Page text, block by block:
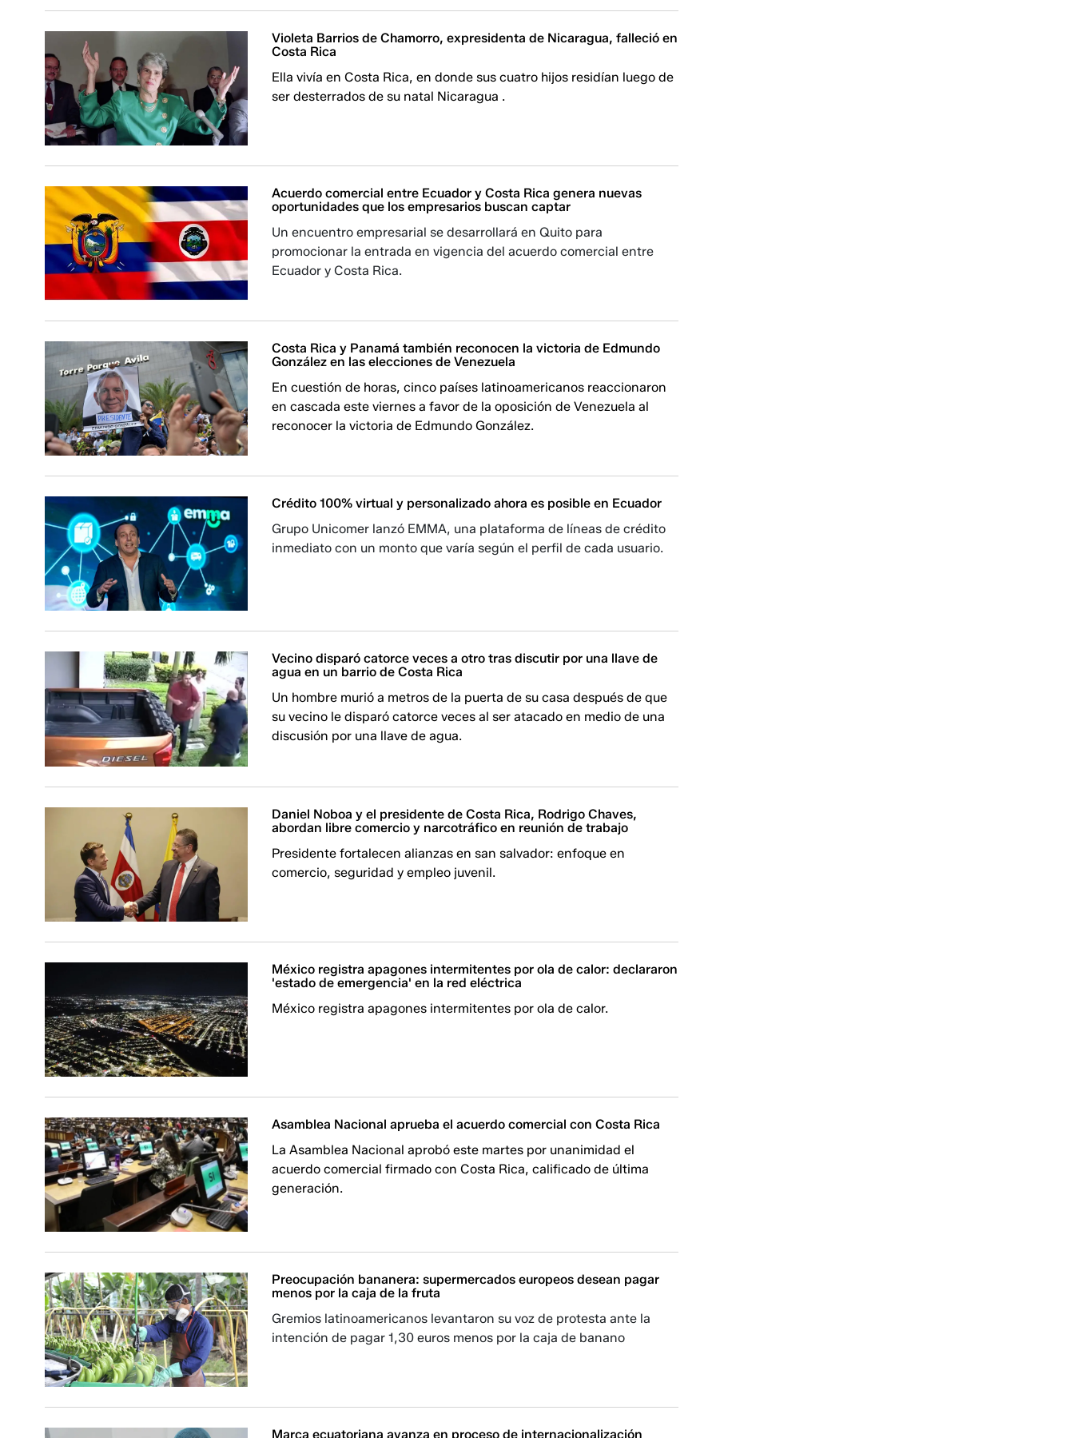
Violeta Barrios de Chamorro, expresidenta de Nicaragua, falleció en
Costa Rica
Ella vivía en Costa Rica, en donde sus cuatro hijos residían luego de
ser desterrados de su natal Nicaragua .
Acuerdo comercial entre Ecuador y Costa Rica genera nuevas
oportunidades que los empresarios buscan captar
Un encuentro empresarial se desarrollará en Quito para
promocionar la entrada en vigencia del acuerdo comercial entre
Ecuador y Costa Rica.
Costa Rica y Panamá también reconocen la victoria de Edmundo
González en las elecciones de Venezuela
En cuestión de horas, cinco países latinoamericanos reaccionaron
en cascada este viernes a favor de la oposición de Venezuela al
reconocer la victoria de Edmundo González.
Crédito 100% virtual y personalizado ahora es posible en Ecuador
Grupo Unicomer lanzó EMMA, una plataforma de líneas de crédito
inmediato con un monto que varía según el perfil de cada usuario.
Vecino disparó catorce veces a otro tras discutir por una llave de
agua en un barrio de Costa Rica
Un hombre murió a metros de la puerta de su casa después de que
su vecino le disparó catorce veces al ser atacado en medio de una
discusión por una llave de agua.
Daniel Noboa y el presidente de Costa Rica, Rodrigo Chaves,
abordan libre comercio y narcotráfico en reunión de trabajo
Presidente fortalecen alianzas en san salvador: enfoque en
comercio, seguridad y empleo juvenil.
México registra apagones intermitentes por ola de calor: declararon
'estado de emergencia' en la red eléctrica
México registra apagones intermitentes por ola de calor.
Asamblea Nacional aprueba el acuerdo comercial con Costa Rica
La Asamblea Nacional aprobó este martes por unanimidad el
acuerdo comercial firmado con Costa Rica, calificado de última
generación.
Preocupación bananera: supermercados europeos desean pagar
menos por la caja de la fruta
Gremios latinoamericanos levantaron su voz de protesta ante la
intención de pagar 1,30 euros menos por la caja de banano
Marca ecuatoriana avanza en proceso de internacionalización